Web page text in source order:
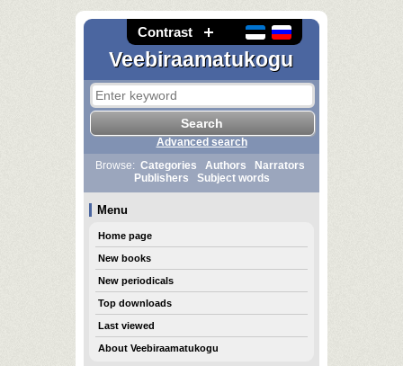
Contrast
Veebiraamatukogu
Advanced search
Browse: Categories Authors
Narrators
Publishers
Subject words
Menu
Home page
New books
New periodicals
Top downloads
Last viewed
About Veebiraamatukogu